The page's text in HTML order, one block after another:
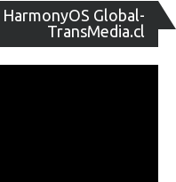
Global-
TransMedia.cl
de